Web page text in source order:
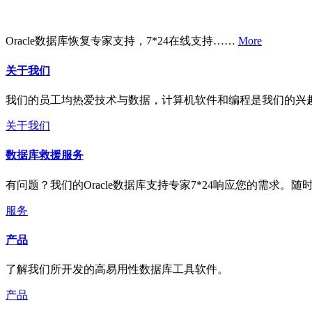
Oracle数据库恢复专家支持，7*24在线支持…… More
关于我们
我们的员工均热爱技术与数据，计算机软件和编程是我们的兴
关于我们
数据库救援服务
有问题？我们的Oracle数据库支持专家7*24响应您的需求。随
服务
产品
了解我们所开发的高易用性数据库工具软件。
产品